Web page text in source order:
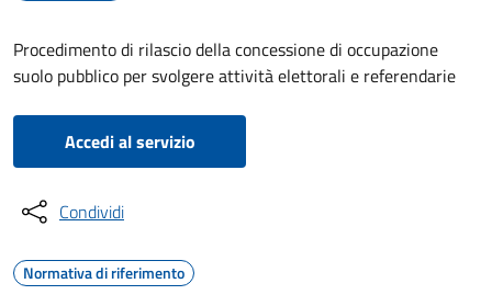
Procedimento di rilascio della concessione di occupazione
suolo pubblico per svolgere attività elettorali e referendarie
Accedi al servizio
Condividi
Normativa di riferimento